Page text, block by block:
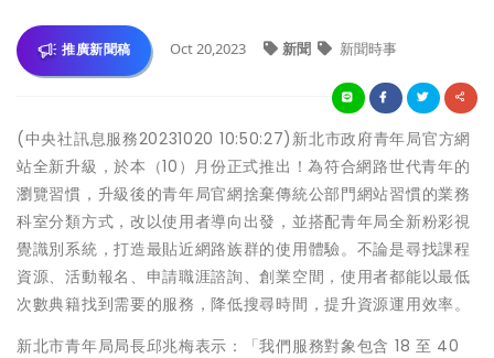
推廣新聞稿 Oct 20,2023 新聞 新聞時事
(中央社訊息服務20231020 10:50:27)新北市政府青年局官方網
站全新升級，於本（10）月份正式推出！為符合網路世代青年的
瀏覽習慣，升級後的青年局官網捨棄傳統公部門網站習慣的業務
科室分類方式，改以使用者導向出發，並搭配青年局全新粉彩視
覺識別系統，打造最貼近網路族群的使用體驗。不論是尋找課程
資源、活動報名、申請職涯諮詢、創業空間，使用者都能以最低
次數典籍找到需要的服務，降低搜尋時間，提升資源運用效率。
新北市青年局局長邱兆梅表示：「我們服務對象包含 18 至 40